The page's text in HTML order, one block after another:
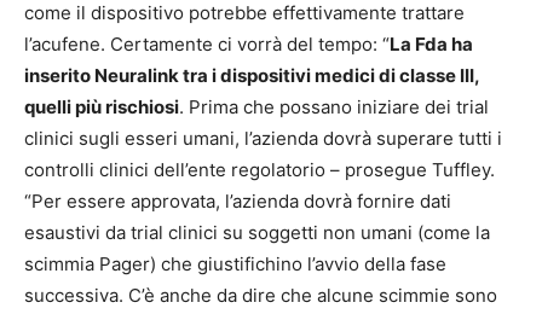
come il dispositivo potrebbe effettivamente trattare
l’acufene. Certamente ci vorrà del tempo: “La Fda ha
inserito Neuralink tra i dispositivi medici di classe III,
quelli più rischiosi. Prima che possano iniziare dei trial
clinici sugli esseri umani, l’azienda dovrà superare tutti i
controlli clinici dell’ente regolatorio – prosegue Tuffley.
“Per essere approvata, l’azienda dovrà fornire dati
esaustivi da trial clinici su soggetti non umani (come la
scimmia Pager) che giustifichino l’avvio della fase
successiva. C’è anche da dire che alcune scimmie sono